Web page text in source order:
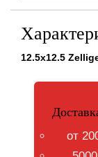
12.5x12.5
от